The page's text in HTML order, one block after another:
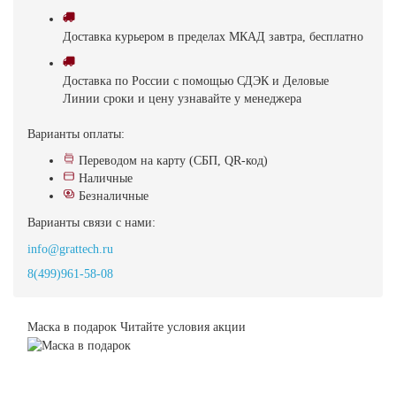
Доставка курьером в пределах МКАД завтра, бесплатно
Доставка по России с помощью СДЭК и Деловые
Линии сроки и цену узнавайте у менеджера
Варианты оплаты:
Переводом на карту (СБП, QR-код)
Наличные
Безналичные
Варианты связи с нами:
info@grattech.ru
8(499)961-58-08
Маска в подарок Читайте условия акции